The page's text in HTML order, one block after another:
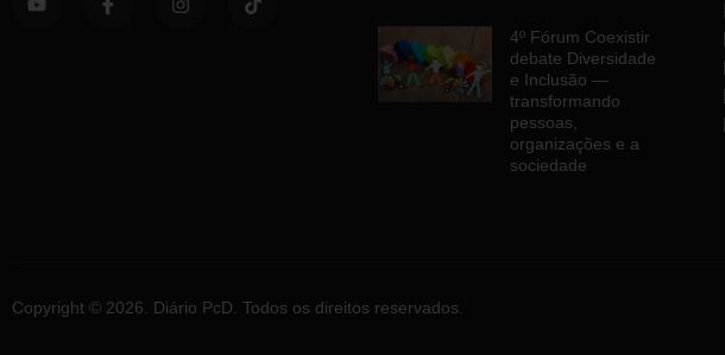
4º Fórum Coexistir
debate Diversidade
e Inclusão —
transformando
pessoas,
organizações e a
sociedade
Copyright © 2026. Diário PcD. Todos os direitos reservados.